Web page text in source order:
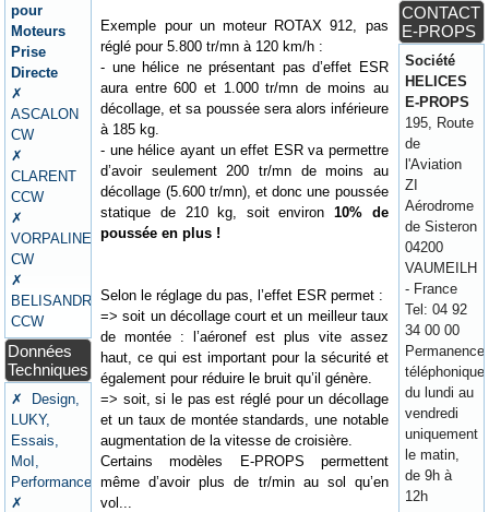
pour
Moteurs
Prise
Directe
✗
ASCALON
CW
✗
CLARENT
CCW
✗
VORPALINE
CW
✗
BELISANDRE
CCW
Données
Techniques
✗ Design,
LUKY,
Essais,
MoI,
Performances
✗
Exemple pour un moteur ROTAX 912, pas
réglé pour 5.800 tr/mn à 120 km/h :
- une hélice ne présentant pas d’effet ESR
aura entre 600 et 1.000 tr/mn de moins au
décollage, et sa poussée sera alors inférieure
à 185 kg.
- une hélice ayant un effet ESR va permettre
d’avoir seulement 200 tr/mn de moins au
décollage (5.600 tr/mn), et donc une poussée
statique de 210 kg, soit environ10% de
poussée en plus !
Selon le réglage du pas, l’effet ESR permet :
=> soit un décollage court et un meilleur taux
de montée : l’aéronef est plus vite assez
haut, ce qui est important pour la sécurité et
également pour réduire le bruit qu’il génère.
=> soit, si le pas est réglé pour un décollage
et un taux de montée standards, une notable
augmentation de la vitesse de croisière.
Certains modèles E-PROPS permettent
même d’avoir plus de tr/min au sol qu’en
vol...
CONTACT
E-PROPS
Société
HELICES
E-PROPS
195, Route
de
l'Aviation
ZI
Aérodrome
de Sisteron
04200
VAUMEILH
- France
Tel: 04 92
34 00 00
Permanence
téléphonique
du lundi au
vendredi
uniquement
le matin,
de 9h à
12h